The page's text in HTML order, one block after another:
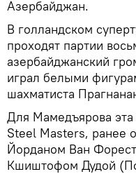
Азербайджан.
В голландском
проходят партии
азербайджанский
играл белыми
шахматиста
Для Мамедъярова эта
Steel Masters, ранее
Йорданом Ван
Кшиштофом Дудой